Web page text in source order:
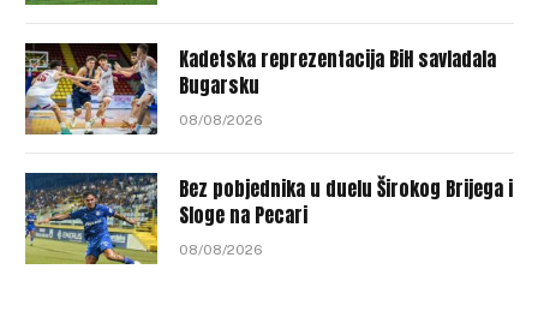
Kadetska reprezentacija BiH savladala
Bugarsku
08/08/2026
Bez pobjednika u duelu Širokog Brijega i
Sloge na Pecari
08/08/2026